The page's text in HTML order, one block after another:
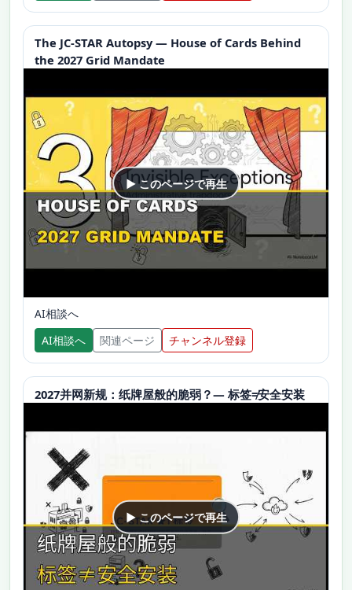
The JC-STAR Autopsy — House of Cards Behind
the 2027 Grid Mandate
▶ このページで再生
AI相談へ
AI相談へ
関連ページ チャンネル登録
2027并网新规：纸牌屋般的脆弱？— 标签≠安全安装
▶ このページで再生